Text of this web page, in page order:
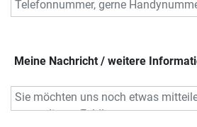
Meine Nachricht / weitere